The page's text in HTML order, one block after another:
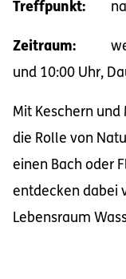
Treffpunkt:
Zeitraum:
und 10:00 Uhr,
Mit Keschern und
die Rolle von
einen Bach oder
entdecken dabei
Lebensraum